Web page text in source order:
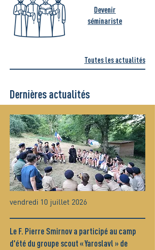
Devenir
séminariste
Toutes les actualités
Dernières actualités
vendredi 10 juillet 2026
Le F. Pierre Smirnov a participé au camp
d'été du groupe scout « Yaroslavl » de